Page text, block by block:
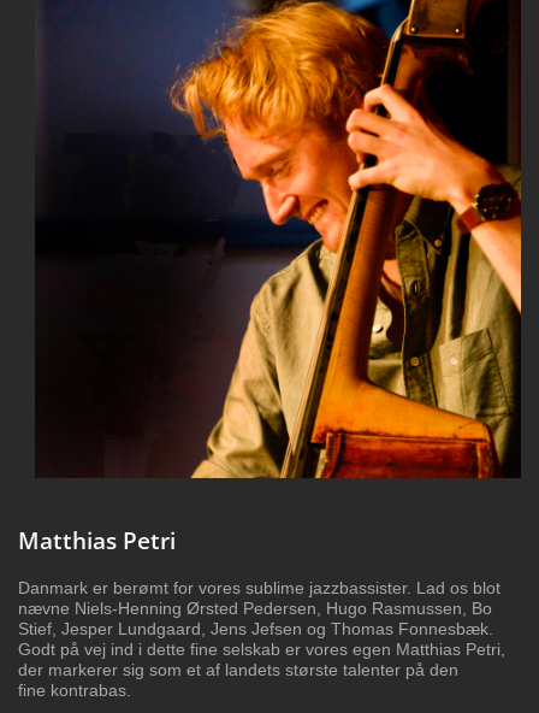
Matthias Petri
Danmark er berømt for vores sublime jazzbassister. Lad os blot
nævne Niels-Henning Ørsted Pedersen, Hugo Rasmussen, Bo
Stief, Jesper Lundgaard, Jens Jefsen og Thomas Fonnesbæk.
Godt på vej ind i dette fine selskab er vores egen Matthias Petri,
der markerer sig som et af landets største talenter på den
fine kontrabas.